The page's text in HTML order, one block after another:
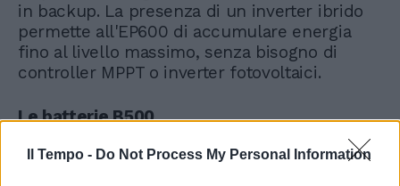
Il Tempo - Do Not Process My Personal Information
in backup. La presenza di un inverter ibrido
permette all'EP600 di accumulare energia
fino al livello massimo, senza bisogno di
controller MPPT o inverter fotovoltaici.
Le batterie B500
Le B500 sono batterie LiFePO4, ossia litio-
ferro-fosfato, garantite per una durata di 10